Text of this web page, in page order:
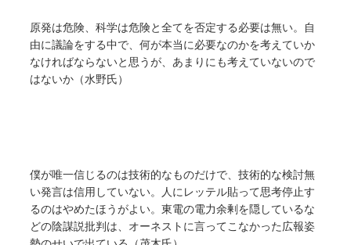
原発は危険、科学は危険と全てを否定する必要は無い。自
由に議論をする中で、何が本当に必要なのかを考えていか
なければならないと思うが、あまりにも考えていないので
はないか（水野氏）
僕が唯一信じるのは技術的なものだけで、技術的な検討無
い発言は信用していない。人にレッテル貼って思考停止す
るのはやめたほうがよい。東電の電力余剰を隠しているな
どの陰謀説批判は、オーネストに言ってこなかった広報姿